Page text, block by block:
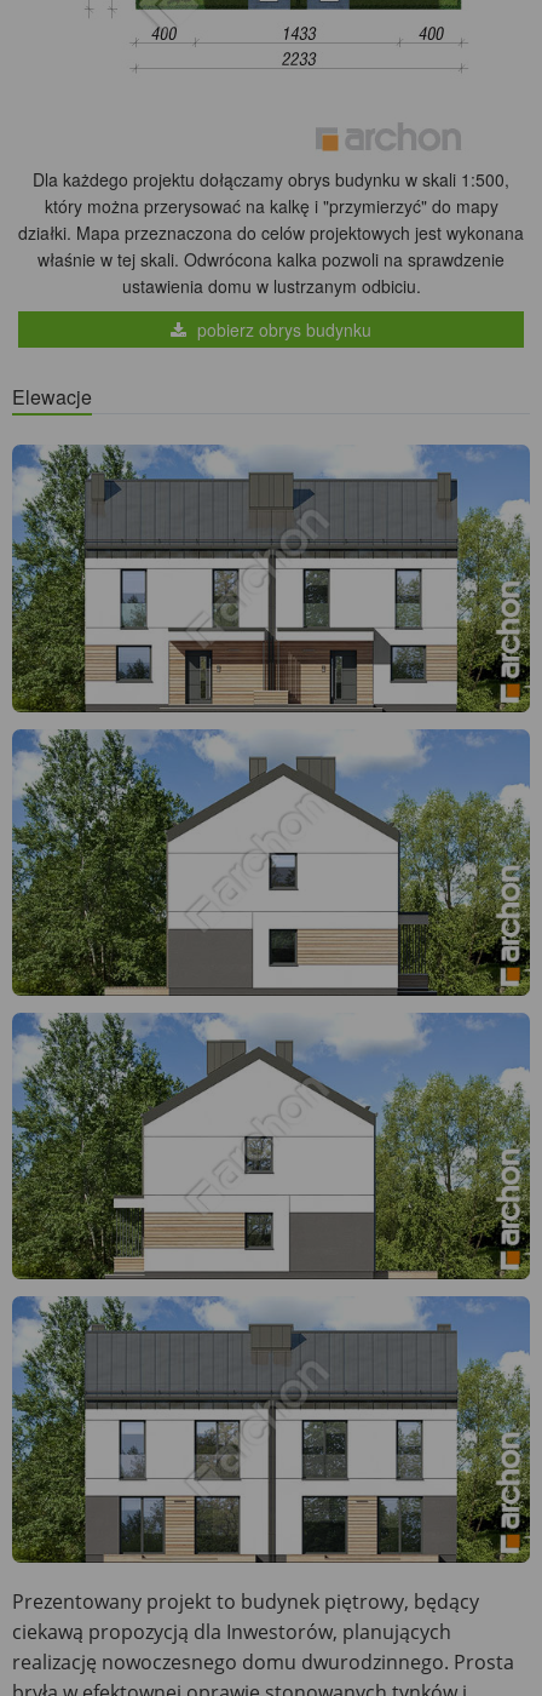
Dla każdego projektu dołączamy obrys budynku w skali 1:500,
który można przerysować na kalkę i "przymierzyć" do mapy
działki. Mapa przeznaczona do celów projektowych jest wykonana
właśnie w tej skali. Odwrócona kalka pozwoli na sprawdzenie
ustawienia domu w lustrzanym odbiciu.
pobierz obrys budynku
Elewacje
Prezentowany projekt to budynek piętrowy, będący
ciekawą propozycją dla Inwestorów, planujących
realizację nowoczesnego domu dwurodzinnego. Prosta